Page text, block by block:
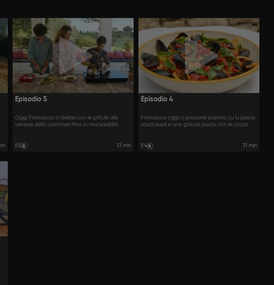
Episodio 5
Oggi Francesca ci delizia con le pittule alle
verdure della cummare Pina e i municeddhi.
E5 31 min
Episodio 4
Francesca oggi ci propone pastina cu lu pesce
sciuttulusa e una golosa pasta con le cozze
E4 31 min